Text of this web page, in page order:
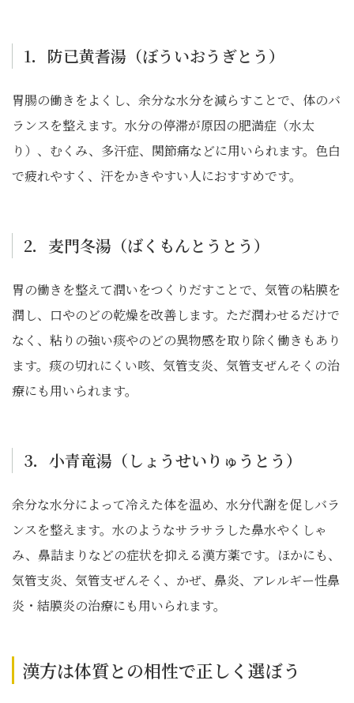
1．防已黄耆湯（ぼういおうぎとう）
胃腸の働きをよくし、余分な水分を減らすことで、体のバ
ランスを整えます。水分の停滞が原因の肥満症（水太
り）、むくみ、多汗症、関節痛などに用いられます。色白
で疲れやすく、汗をかきやすい人におすすめです。
2．麦門冬湯（ばくもんとうとう）
胃の働きを整えて潤いをつくりだすことで、気管の粘膜を
潤し、口やのどの乾燥を改善します。ただ潤わせるだけで
なく、粘りの強い痰やのどの異物感を取り除く働きもあり
ます。痰の切れにくい咳、気管支炎、気管支ぜんそくの治
療にも用いられます。
3．小青竜湯（しょうせいりゅうとう）
余分な水分によって冷えた体を温め、水分代謝を促しバラ
ンスを整えます。水のようなサラサラした鼻水やくしゃ
み、鼻詰まりなどの症状を抑える漢方薬です。ほかにも、
気管支炎、気管支ぜんそく、かぜ、鼻炎、アレルギー性鼻
炎・結膜炎の治療にも用いられます。
漢方は体質との相性で正しく選ぼう